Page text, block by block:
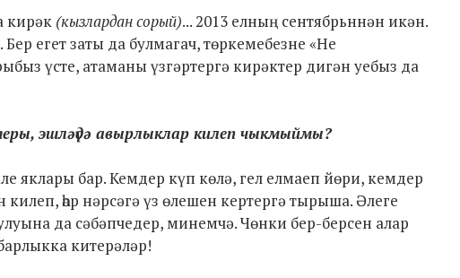
кирәк (кызлардан сорый)... 2013 елның сентябрьннән икән.
егет заты да булмагач, төркемебезне «Не
үсте, атаманы үзгәртергә кирәктер дигән уебыз да
эшләүдә авырлыклар килеп чыкмыймы?
яклары бар. Кемдер күп көлә, гел елмаеп йөри, кемдер
һәр нәрсәгә үз өлешен кертергә тырыша. Әлеге
да сәбәпчедер, минемчә. Чөнки бер-берсен алар
китерәләр!